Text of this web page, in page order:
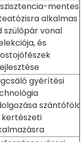
mentes
alkalmas
szülőpár vonal
és
gyérítési
szántóföldi
kertészeti